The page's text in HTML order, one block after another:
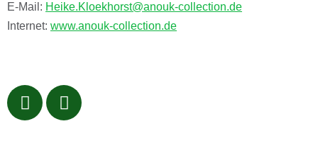
E-Mail: Heike.Kloekhorst@anouk-collection.de
Internet: www.anouk-collection.de